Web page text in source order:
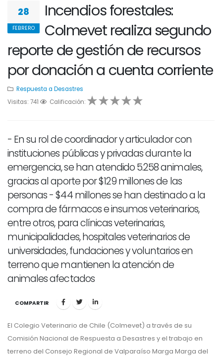
28
FEBRERO
Incendios forestales:
Colmevet realiza segundo
reporte de gestión de recursos
por donación a cuenta corriente
Respuesta a Desastres
Visitas: 741
Calificación:
1 2 3 4 5
- En su rol de coordinador y articulador con
instituciones públicas y privadas durante la
emergencia, se han atendido 5.258 animales,
gracias al aporte por $129 millones de las
personas - $44 millones se han destinado a la
compra de fármacos e insumos veterinarios,
entre otros, para clínicas veterinarias,
municipalidades, hospitales veterinarios de
universidades, fundaciones y voluntarios en
terreno que mantienen la atención de
animales afectados
COMPARTIR
El Colegio Veterinario de Chile (Colmevet) a través de su
Comisión Nacional de Respuesta a Desastres y el trabajo en
terreno del Consejo Regional de Valparaíso Marga Marga del